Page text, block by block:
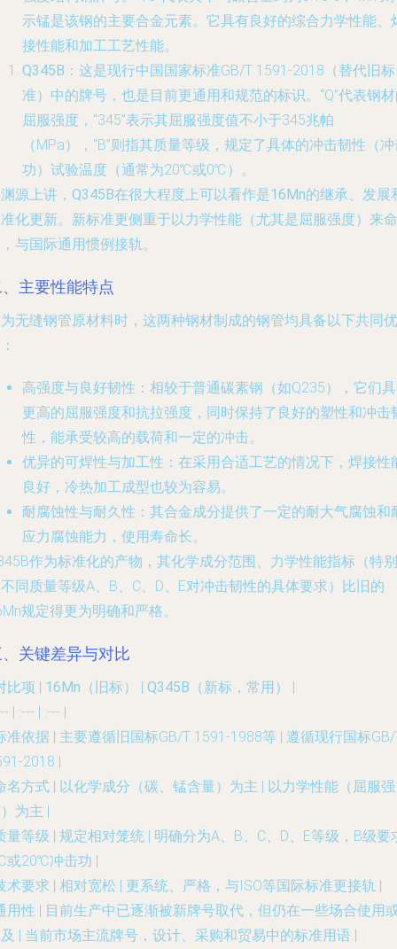
示锰是该钢的主要合金元素。它具有良好的综合力学性能、
接性能和加工工艺性能。
Q345B ：这是现行中国国家标准GB/T 1591-2018（替代旧标
准）中的牌号，也是目前更通用和规范的标识。“Q”代表钢
屈服强度，“345”表示其屈服强度值不小于345兆帕
（MPa），“B”则指其质量等级，规定了具体的冲击韧性（
功）试验温度（通常为20℃或0℃）。
源上讲， Q345B在很大程度上可以看作是16Mn的继承、发展
化更新。新标准更侧重于以力学性能（尤其是屈服强度）来命
与国际通用惯例接轨。
主要性能特点
无缝钢管原材料时，这两种钢材制成的钢管均具备以下共同优
高强度与良好韧性 ：相较于普通碳素钢（如Q235），它们
更高的屈服强度和抗拉强度，同时保持了良好的塑性和冲击
性，能承受较高的载荷和一定的冲击。
优异的可焊性与加工性 ：在采用合适工艺的情况下，焊接性
良好，冷热加工成型也较为容易。
耐腐蚀性与耐久性 ：其合金成分提供了一定的耐大气腐蚀和
应力腐蚀能力，使用寿命长。
作为标准化的产物，其化学成分范围、力学性能指标（特别
同质量等级A、B、C、D、E对冲击韧性的具体要求）比旧的
规定得更为明确和严格。
关键差异与对比
比项 | 16Mn（旧标） | Q345B（新标，常用）
|
| :--- | :--- |
准依据 | 主要遵循旧国标GB/T 1591-1988等 | 遵循现行国标
2018 |
名方式 | 以化学成分（碳、锰含量）为主 | 以力学性能（屈服强
为主 |
量等级 | 规定相对笼统 | 明确分为A、B、C、D、E等级，B级要
或20℃冲击功 |
术要求 | 相对宽松 | 更系统、严格，与ISO等国际标准更接轨 |
用性 | 目前生产中已逐渐被新牌号取代，但仍在一些场合使用
| 当前市场主流牌号，设计、采购和贸易中的标准用语 |